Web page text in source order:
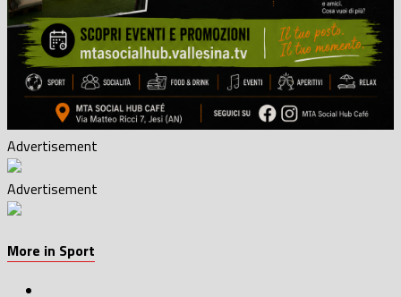
Advertisement
Advertisement
More in Sport